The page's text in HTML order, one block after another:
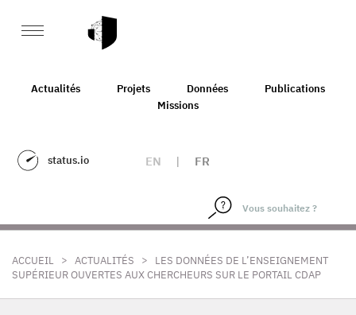
Actualités Projets Données
Publications
Missions
status.io EN | FR
ACCUEIL > ACTUALITÉS >
LES DONNÉES DE L’ENSEIGNEMENT
SUPÉRIEUR OUVERTES AUX CHERCHEURS SUR LE PORTAIL CDAP